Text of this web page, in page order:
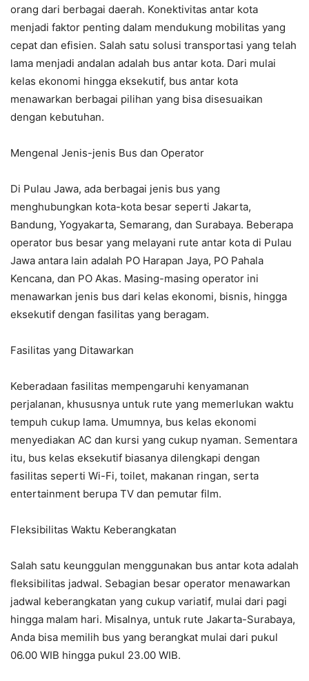
orang dari berbagai daerah. Konektivitas antar kota
menjadi faktor penting dalam mendukung mobilitas yang
cepat dan efisien. Salah satu solusi transportasi yang telah
lama menjadi andalan adalah bus antar kota. Dari mulai
kelas ekonomi hingga eksekutif, bus antar kota
menawarkan berbagai pilihan yang bisa disesuaikan
dengan kebutuhan.
Mengenal Jenis-jenis Bus dan Operator
Di Pulau Jawa, ada berbagai jenis bus yang
menghubungkan kota-kota besar seperti Jakarta,
Bandung, Yogyakarta, Semarang, dan Surabaya. Beberapa
operator bus besar yang melayani rute antar kota di Pulau
Jawa antara lain adalah PO Harapan Jaya, PO Pahala
Kencana, dan PO Akas. Masing-masing operator ini
menawarkan jenis bus dari kelas ekonomi, bisnis, hingga
eksekutif dengan fasilitas yang beragam.
Fasilitas yang Ditawarkan
Keberadaan fasilitas mempengaruhi kenyamanan
perjalanan, khususnya untuk rute yang memerlukan waktu
tempuh cukup lama. Umumnya, bus kelas ekonomi
menyediakan AC dan kursi yang cukup nyaman. Sementara
itu, bus kelas eksekutif biasanya dilengkapi dengan
fasilitas seperti Wi-Fi, toilet, makanan ringan, serta
entertainment berupa TV dan pemutar film.
Fleksibilitas Waktu Keberangkatan
Salah satu keunggulan menggunakan bus antar kota adalah
fleksibilitas jadwal. Sebagian besar operator menawarkan
jadwal keberangkatan yang cukup variatif, mulai dari pagi
hingga malam hari. Misalnya, untuk rute Jakarta-Surabaya,
Anda bisa memilih bus yang berangkat mulai dari pukul
06.00 WIB hingga pukul 23.00 WIB.